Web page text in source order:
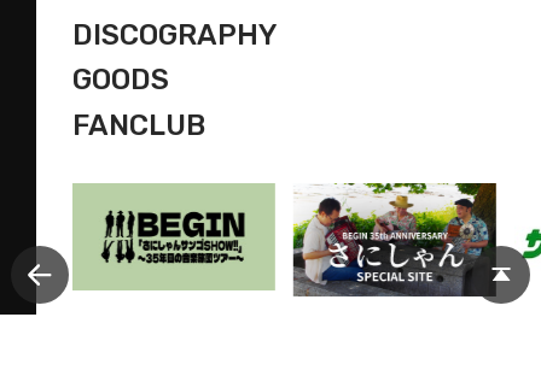
DISCOGRAPHY
GOODS
FANCLUB